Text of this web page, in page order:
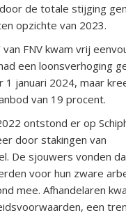
de totale stijging
opzichte van 2023.
van FNV kwam vrij
een loonsverhoging
1 januari 2024, maar
van 19 procent.
ontstond er op
door stakingen van
De sjouwers vonden
voor hun zware
mee. Afhandelaren
een